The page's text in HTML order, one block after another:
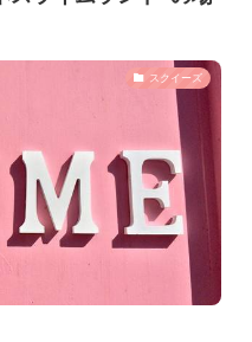
スクイーズ